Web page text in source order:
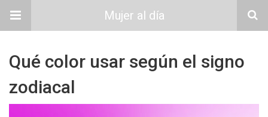
Mujer al día
Qué color usar según el signo
zodiacal